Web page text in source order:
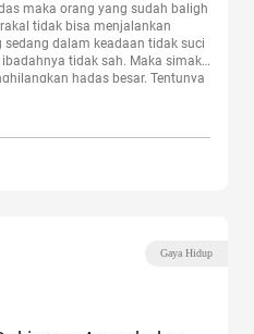
maka orang yang sudah baligh
tidak bisa menjalankan
dalam keadaan tidak suci
tidak sah. Maka simak
hadas besar. Tentunya
Besar”
Gaya Hidup